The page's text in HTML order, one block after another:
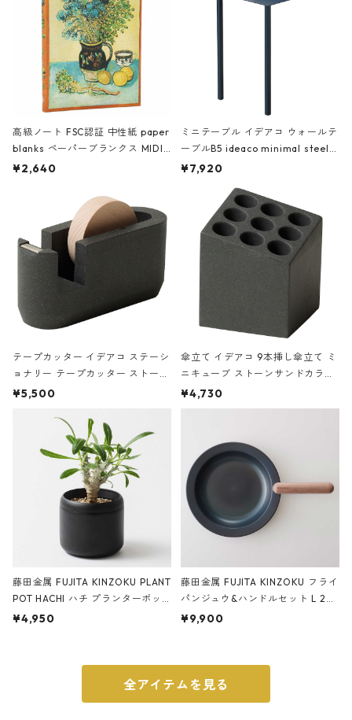
高級ノート FSC認証 中性紙 paper
blanks ペーパーブランクス MIDI
ハードカバー 罫線 ヴァン・ゴッホ
¥2,640
ミニテーブル イデアコ ウォールテ
ーブルB5 ideaco minimal steel f
urniture WALL Table B5 ネイビー
¥7,920
テープカッター イデアコ ステーシ
ョナリー テープカッター ストーン
サンドカラー 石調 ideaco Station
¥5,500
傘立て イデアコ 9本挿し傘立て ミ
ニキューブ ストーンサンドカラー
石調 ideaco Umbrella Stand CUB
E ストーンサンドブラック
¥4,730
藤田金属 FUJITA KINZOKU PLANT
POT HACHI ハチ プランターポッ
ト 3号 ブラック
¥4,950
藤田金属 FUJITA KINZOKU フライ
パンジュウ&ハンドルセット L 24c
m ガス火・IH対応 鉄フライパン
¥9,900
全アイテムを見る